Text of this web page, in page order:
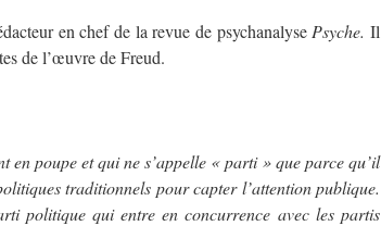
en chef de la revue de psychanalyse Psyche.Il
de l’œuvre de Freud.
en poupe et qui ne s’appelle « parti » que parce qu’il
traditionnels pour capter l’attention publique.
politique qui entre en concurrence avec les partis